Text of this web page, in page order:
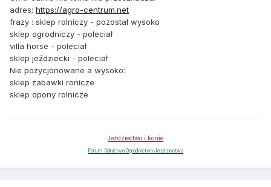
adres; https://agro-centrum.net
frazy : sklep rolniczy - pozostał wysoko
sklep ogrodniczy - poleciał
villa horse - poleciał
sklep jeździecki - poleciał
Nie pozycjonowane a wysoko:
sklep zabawki ronicze
sklep opony rolnicze
Jeździectwo i konie
Forum Rolnictwo Ogrodnictwo Jeździectwo